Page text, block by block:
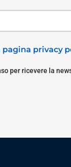
privacy
per ricevere la